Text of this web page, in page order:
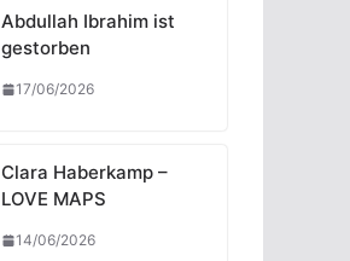
Abdullah Ibrahim ist
gestorben
17/06/2026
Clara Haberkamp –
LOVE MAPS
14/06/2026